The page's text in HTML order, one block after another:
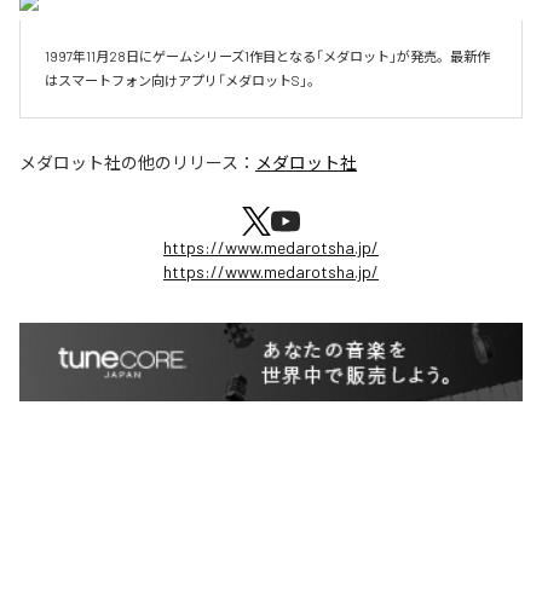
1997年11月28日にゲームシリーズ1作目となる「メダロット」が発売。最新作
はスマートフォン向けアプリ「メダロットS」。
メダロット社の他のリリース： メダロット社
https://www.medarotsha.jp/
https://www.medarotsha.jp/